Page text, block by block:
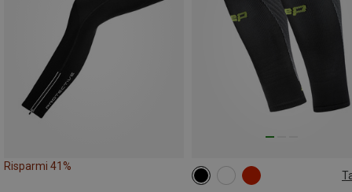
Risparmi 41%
25|26|27|28|29|30|31